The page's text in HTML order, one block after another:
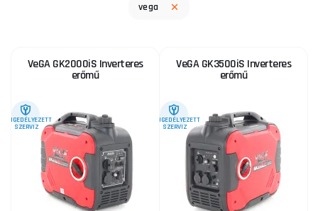
vega
VeGA GK2000iS Inverteres
erőmű
ENGEDÉLYEZETT
SZERVIZ
VeGA GK3500iS Inverteres
erőmű
ENGEDÉLYEZETT
SZERVIZ